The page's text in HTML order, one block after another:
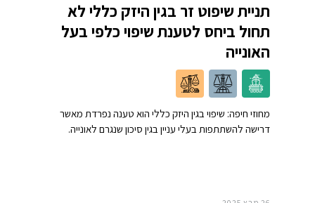
תניית שיפוט זר בגין היזק כללי לא
תחול ביחס לטענת שיפוי כלפי בעל
האונייה
מחוזי חיפה: שיפוי בגין היזק כללי הוא טענה נפרדת מאשר
דרישה להשתתפות בעלי עניין בגין סיכון שנגרם לאונייה.